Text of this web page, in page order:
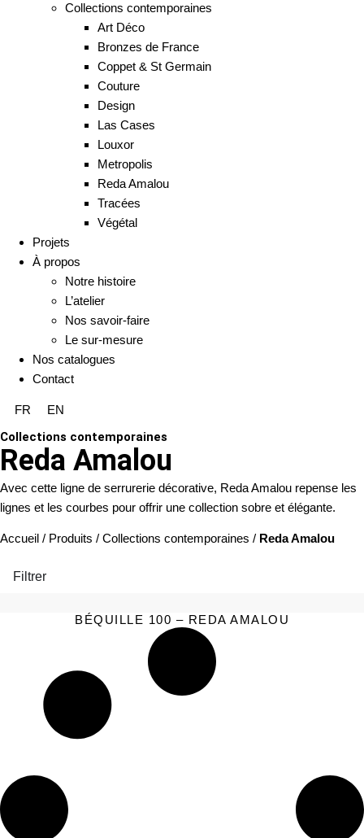
Collections contemporaines
Art Déco
Bronzes de France
Coppet & St Germain
Couture
Design
Las Cases
Louxor
Metropolis
Reda Amalou
Tracées
Végétal
Projets
À propos
Notre histoire
L’atelier
Nos savoir-faire
Le sur-mesure
Nos catalogues
Contact
FR EN
Collections contemporaines
Reda Amalou
Avec cette ligne de serrurerie décorative, Reda Amalou repense les
lignes et les courbes pour offrir une collection sobre et élégante.
Accueil / Produits / Collections contemporaines / Reda Amalou
Filtrer
BÉQUILLE 100 – REDA AMALOU